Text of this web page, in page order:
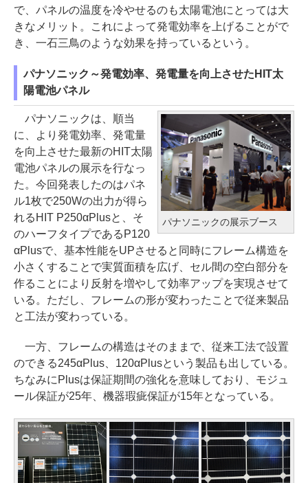
で、パネルの温度を冷やせるのも太陽電池にとっては大
きなメリット。これによって発電効率を上げることがで
き、一石三鳥のような効果を持っているという。
パナソニック～発電効率、発電量を向上させたHIT太
陽電池パネル
パナソニックの展示ブース
パナソニックは、順当
に、より発電効率、発電量
を向上させた最新のHIT太陽
電池パネルの展示を行なっ
た。今回発表したのはパネ
ル1枚で250Wの出力が得ら
れるHIT P250αPlusと、そ
のハーフタイプであるP120
αPlusで、基本性能をUPさせると同時にフレーム構造を
小さくすることで実質面積を広げ、セル間の空白部分を
作ることにより反射を増やして効率アップを実現させて
いる。ただし、フレームの形が変わったことで従来製品
と工法が変わっている。
一方、フレームの構造はそのままで、従来工法で設置
のできる245αPlus、120αPlusという製品も出している。
ちなみにPlusは保証期間の強化を意味しており、モジュ
ール保証が25年、機器瑕疵保証が15年となっている。